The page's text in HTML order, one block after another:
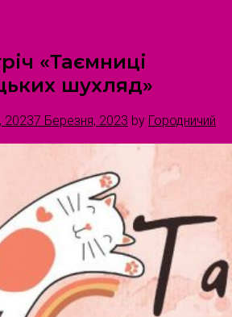
«Таємниці
шухляд»
20237 Березня, 2023 by Городничий